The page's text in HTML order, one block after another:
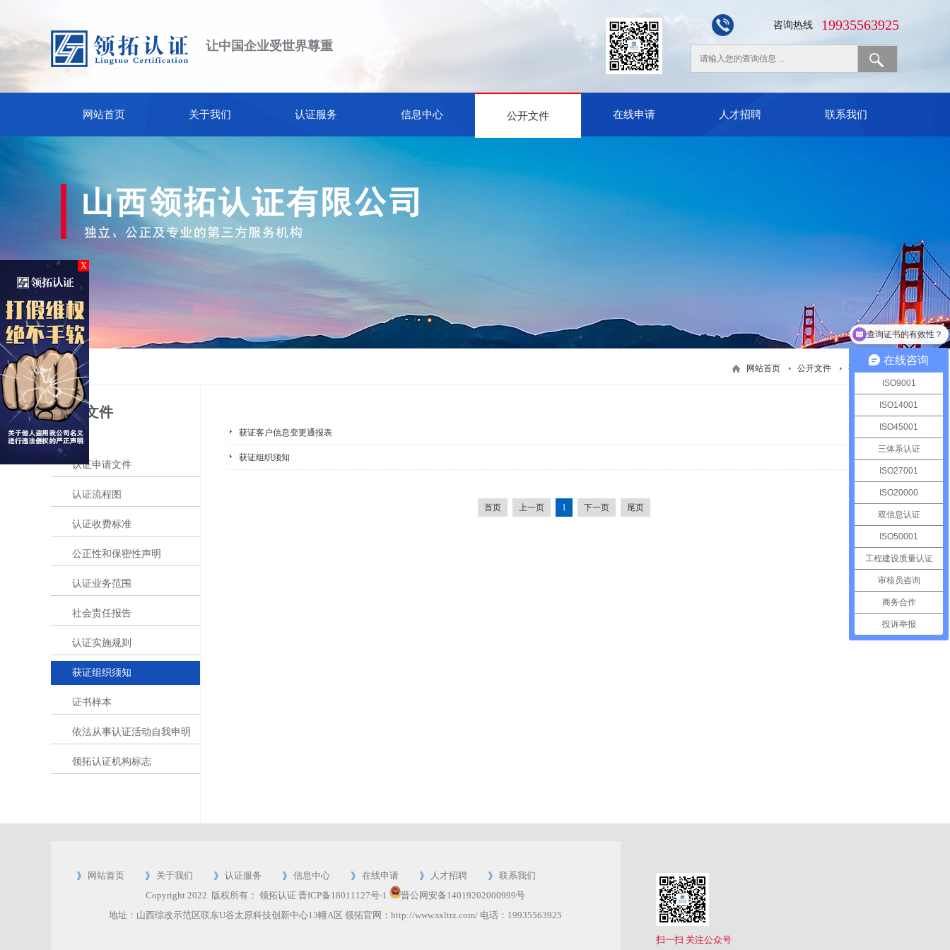
X
让中国企业受世界尊重
咨询热线 19935563925
网站首页 关于我们 认证服务 信息中心 公开文件 在线申请 人才招聘 联系我们
网站首页 公开文件 获证组织须知
公开文件
认证申请文件
认证流程图
认证收费标准
公正性和保密性声明
认证业务范围
社会责任报告
认证实施规则
获证组织须知
证书样本
依法从事认证活动自我申明
领拓认证机构标志
获证客户信息变更通报表 2026-04-15
获证组织须知 2024-07-15
首页 上一页 1 下一页 尾页
网站首页 关于我们 认证服务 信息中心 在线申请 人才招聘
联系我们
Copyright 2022 版权所有：领拓认证 晋ICP备18011127号-1
晋公网安备14019202000999号
地址：山西综改示范区联东U谷太原科技创新中心13幢A区 领拓官网：http://www.sxltrz.com/ 电话： 19935563925
扫一扫 关注公众号
在线咨询
ISO9001
ISO14001
ISO45001
三体系认证
ISO27001
ISO20000
双信息认证
ISO50001
工程建设质量认证
审核员咨询
商务合作
投诉举报
查询证书的有效性？